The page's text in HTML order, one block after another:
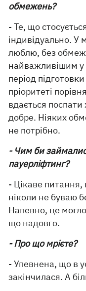
обмежень?
- Те, що
індивідуально. У
люблю, без
найважливішим
період
пріоритеті
вдається
добре. Ніяких
не потрібно.
- Чим би
пауерліфтинг?
- Цікаве
ніколи не буваю
Напевно, це
що надовго.
- Про що мрієте?
- Упевнена, що в
закінчилася. А